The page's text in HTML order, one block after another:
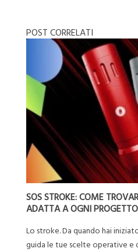
POST CORRELATI
SOS STROKE: COME
ADATTA A OGNI PROGETTO
Lo stroke. Da quando hai
guida le tue scelte operative e